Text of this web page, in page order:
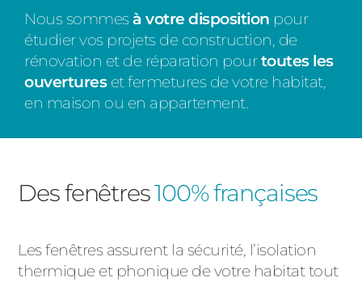
Nous sommesà votre disposition pour
étudier vos projets de construction, de
rénovation et de réparation pourtoutes les
ouvertureset fermetures de votre habitat,
en maison ou en appartement.
Des fenêtres100% françaises
Les fenêtres assurent la sécurité, l’isolation
thermique et phonique de votre habitat tout